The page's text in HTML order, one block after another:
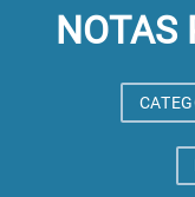
NOTAS